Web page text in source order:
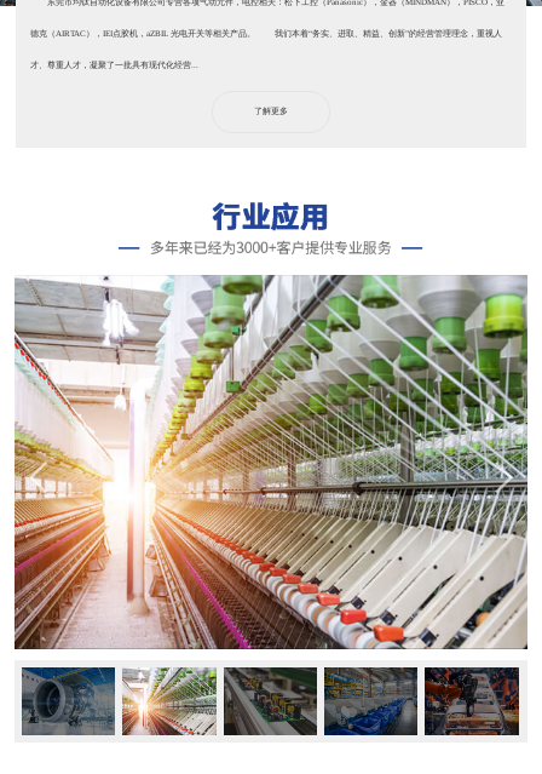
德克（AIRTAC），IEI点胶机，aZBIL 光电开关等相关产品。 我们本着“务实、进取、精益、创新”的经营管理理念，重视人
才、尊重人才，凝聚了一批具有现代化经营...
了解更多